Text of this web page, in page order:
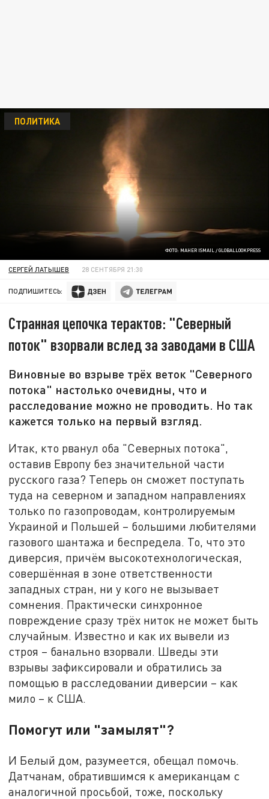
ФОТО: MAHER ISMAIL / GLOBALLOOKPRESS
ПОЛИТИКА
СЕРГЕЙ ЛАТЫШЕВ 28 СЕНТЯБРЯ 21:30
ПОДПИШИТЕСЬ:
Странная цепочка терактов: "Северный
поток" взорвали вслед за заводами в США
Виновные во взрыве трёх веток "Северного
потока" настолько очевидны, что и
расследование можно не проводить. Но так
кажется только на первый взгляд.
Итак, кто рванул оба "Северных потока",
оставив Европу без значительной части
русского газа? Теперь он сможет поступать
туда на северном и западном направлениях
только по газопроводам, контролируемым
Украиной и Польшей – большими любителями
газового шантажа и беспредела. То, что это
диверсия, причём высокотехнологическая,
совершённая в зоне ответственности
западных стран, ни у кого не вызывает
сомнения. Практически синхронное
повреждение сразу трёх ниток не может быть
случайным. Известно и как их вывели из
строя – банально взорвали. Шведы эти
взрывы зафиксировали и обратились за
помощью в расследовании диверсии – как
мило – к США.
Помогут или "замылят"?
И Белый дом, разумеется, обещал помочь.
Датчанам, обратившимся к американцам с
аналогичной просьбой, тоже, поскольку